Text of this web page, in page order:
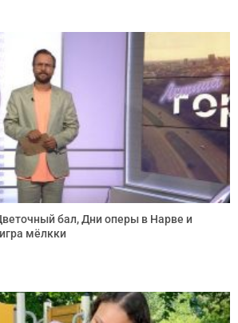
бал, Дни оперы в Нарве и
мёлкки